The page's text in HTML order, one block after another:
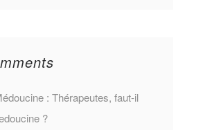
: Thérapeutes, faut-il
?